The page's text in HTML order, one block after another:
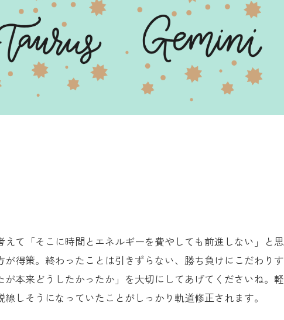
えて「そこに時間とエネルギーを費やしても前進しない」と思
得策。終わったことは引きずらない、勝ち負けにこだわりす
本来どうしたかったか」を大切にしてあげてくださいね。軽
しそうになっていたことがしっかり軌道修正されます。